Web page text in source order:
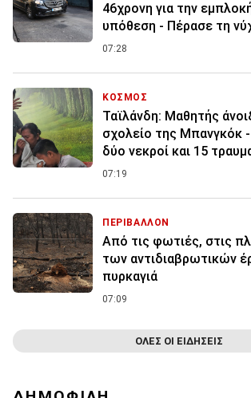
46χρονη για την
υπόθεση - Πέρασε τη
07:28
ΚΟΣΜΟΣ
Ταϊλάνδη: Μαθητής
σχολείο της Μπανγκόκ
δύο νεκροί και 15
07:19
ΠΕΡΙΒΑΛΛΟΝ
Από τις φωτιές, στις
των αντιδιαβρωτικών
πυρκαγιά
07:09
ΟΛΕΣ ΟΙ ΕΙΔΗΣΕΙΣ